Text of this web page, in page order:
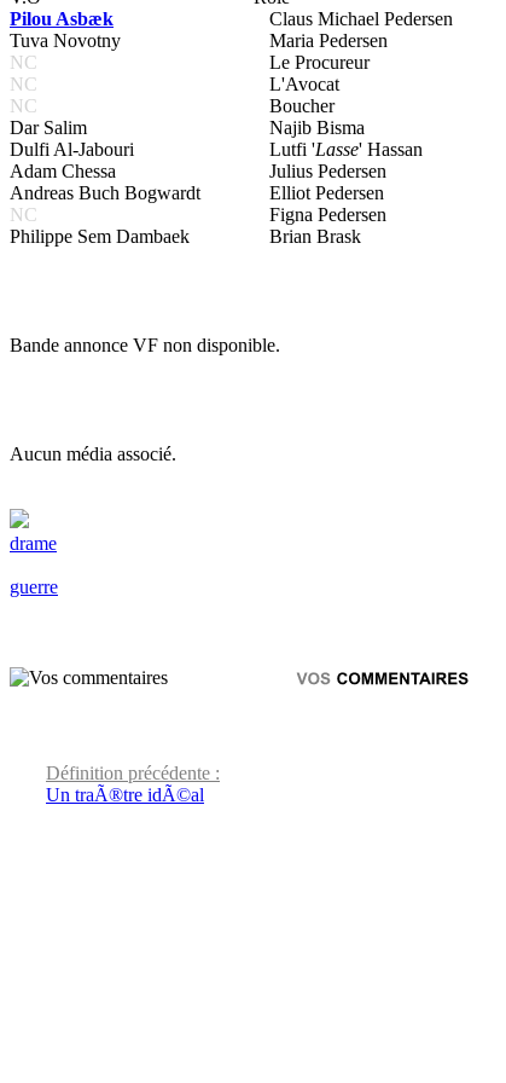
Pilou Asbæk
Claus Michael Pedersen
Tuva Novotny
Maria Pedersen
NC
Le Procureur
NC
L'Avocat
NC
Boucher
Dar Salim
Najib Bisma
Dulfi Al-Jabouri
Lutfi 'Lasse' Hassan
Adam Chessa
Julius Pedersen
Andreas Buch Bogwardt
Elliot Pedersen
NC
Figna Pedersen
Philippe Sem Dambaek
Brian Brask
Bande annonce VF non disponible.
Aucun média associé.
drame
guerre
Définition précédente :
Un traÃ®tre idÃ©al